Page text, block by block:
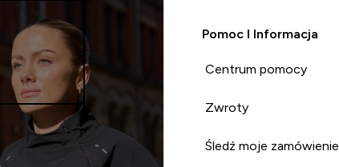
Pomoc I Informacja
Centrum pomocy
Zwroty
Śledź moje zamówienie